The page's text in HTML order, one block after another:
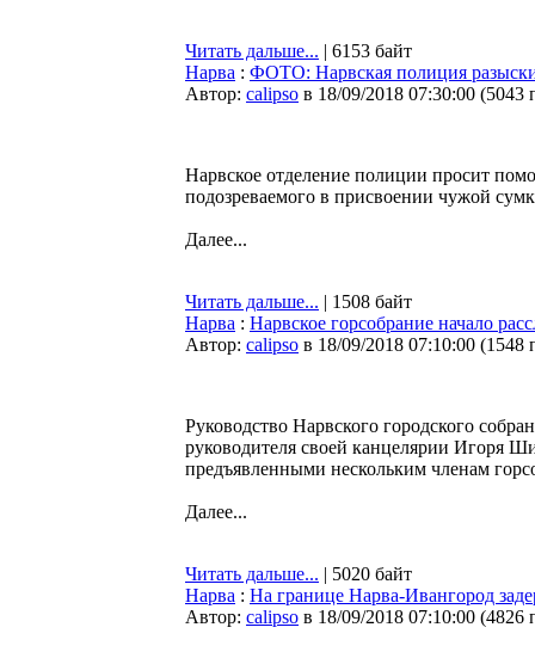
Читать дальше... | 6153 байт
Нарва : ФОТО: Нарвская полиция
Автор: calipso в 18/09/2018 07:30:00 (5043
Нарвское отделение полиции просит
подозреваемого в присвоении чужой
Далее...
Читать дальше... | 1508 байт
Нарва : Нарвское горсобрание начало
Автор: calipso в 18/09/2018 07:10:00 (1548
Руководство Нарвского городского
руководителя своей канцелярии Игоря
предъявленными нескольким членам
Далее...
Читать дальше... | 5020 байт
Нарва : На границе Нарва-Ивангород
Автор: calipso в 18/09/2018 07:10:00 (4826